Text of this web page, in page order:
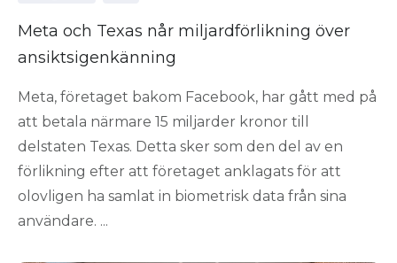
Meta och Texas når miljardförlikning över
ansiktsigenkänning
Meta, företaget bakom Facebook, har gått med på
att betala närmare 15 miljarder kronor till
delstaten Texas. Detta sker som den del av en
förlikning efter att företaget anklagats för att
olovligen ha samlat in biometrisk data från sina
användare. ...